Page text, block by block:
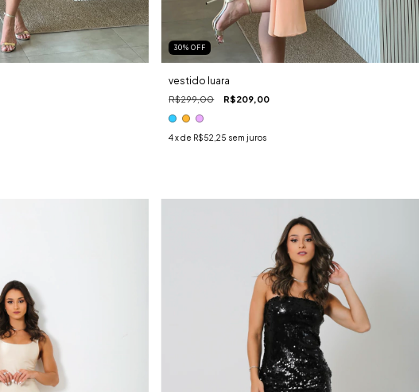
30%OFF
vestido luara
R$299,00 R$209,00
4x de R$52,25 sem juros